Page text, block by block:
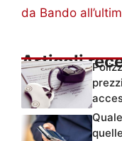
da Bando
Articoli